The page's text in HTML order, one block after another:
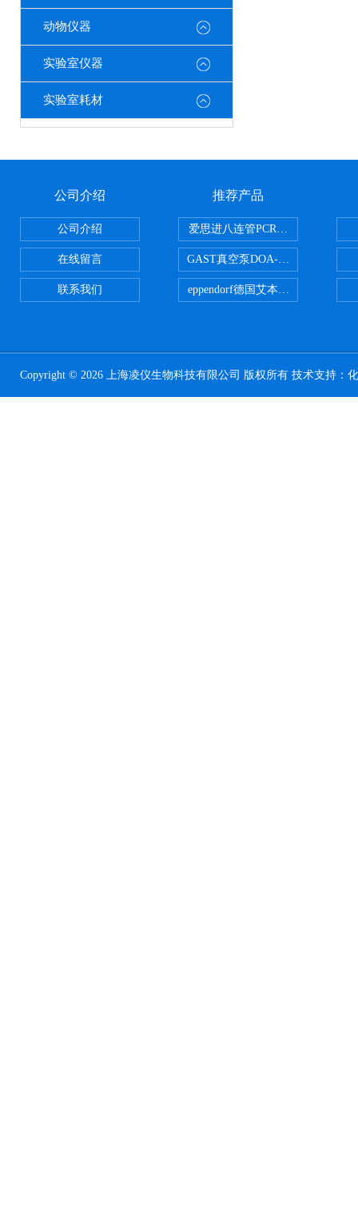
动物仪器
实验室仪器
实验室耗材
公司介绍
公司介绍
在线留言
联系我们
推荐产品
爱思进八连管PCR-0208-C
GAST真空泵DOA-P504-BN
eppendorf德国艾本德台式高速离
Copyright © 2026 上海凌仪生物科技有限公司 版权所有 技术支持：